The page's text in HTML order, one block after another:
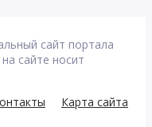
сайт портала
сайте носит
Карта сайта